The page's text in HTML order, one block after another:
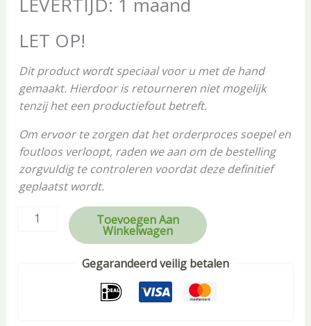
LEVERTIJD: 1 maand
LET OP!
Dit product wordt speciaal voor u met de hand
gemaakt. Hierdoor is retourneren niet mogelijk
tenzij het een productiefout betreft.
Om ervoor te zorgen dat het orderproces soepel en
foutloos verloopt, raden we aan om de bestelling
zorgvuldig te controleren voordat deze definitief
geplaatst wordt.
Toevoegen Aan
Winkelwagen
Gegarandeerd veilig betalen